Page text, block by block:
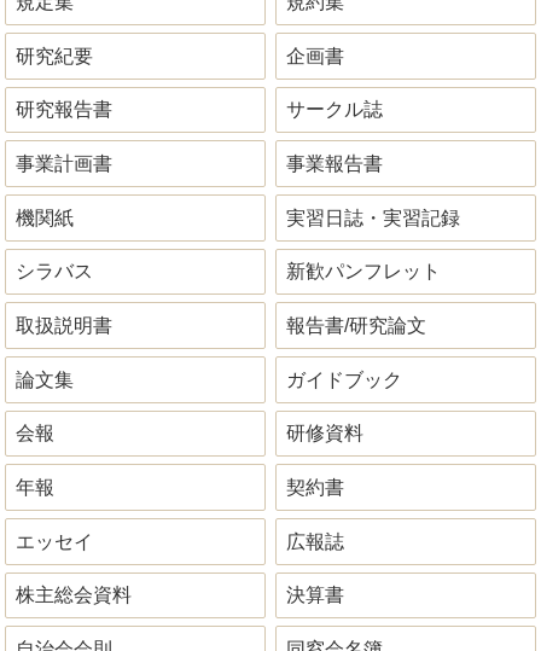
研究紀要 企画書
研究報告書 サークル誌
事業計画書 事業報告書
機関紙 実習日誌・実習記録
シラバス 新歓パンフレット
取扱説明書 報告書/研究論文
論文集 ガイドブック
会報 研修資料
年報 契約書
エッセイ 広報誌
株主総会資料 決算書